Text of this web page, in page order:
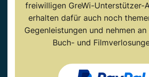
freiwilligen GreWi-Unterstützer-
erhalten dafür auch noch
Gegenleistungen und nehmen
Buch- und